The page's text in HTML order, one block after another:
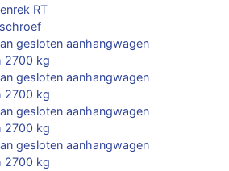
RT
gesloten aanhangwagen
2700 kg
gesloten aanhangwagen
2700 kg
gesloten aanhangwagen
2700 kg
gesloten aanhangwagen
2700 kg